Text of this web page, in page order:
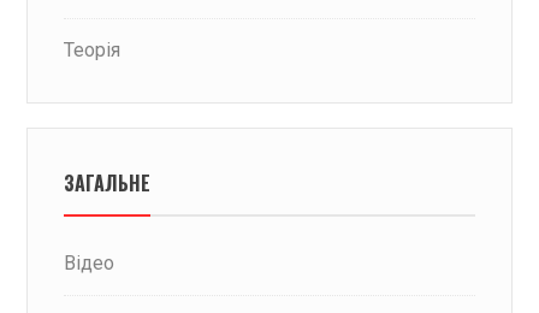
Теорія
ЗАГАЛЬНЕ
Відео